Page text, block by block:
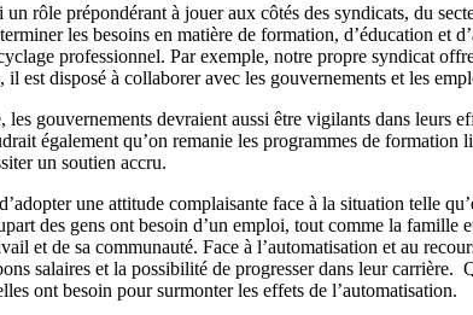
rôle prépondérant à jouer aux côtés des syndicats, du
les besoins en matière de formation, d’éducation et
professionnel. Par exemple, notre propre syndicat
il est disposé à collaborer avec les gouvernements et les
les gouvernements devraient aussi être vigilants dans
également qu’on remanie les programmes de
un soutien accru.
une attitude complaisante face à la situation telle
des gens ont besoin d’un emploi, tout comme la
et de sa communauté. Face à l’automatisation et au
salaires et la possibilité de progresser dans leur
ont besoin pour surmonter les effets de l’automatisation.